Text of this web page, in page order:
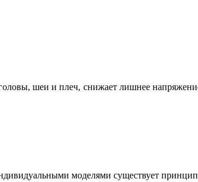
шеи и плеч, снижает лишнее
моделями существует